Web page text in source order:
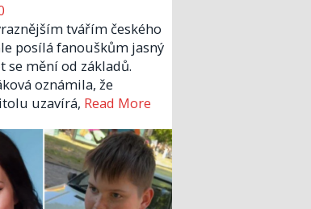
tvářím českého
posílá fanouškům jasný
se mění od základů.
oznámila, že
uzavírá, Read More